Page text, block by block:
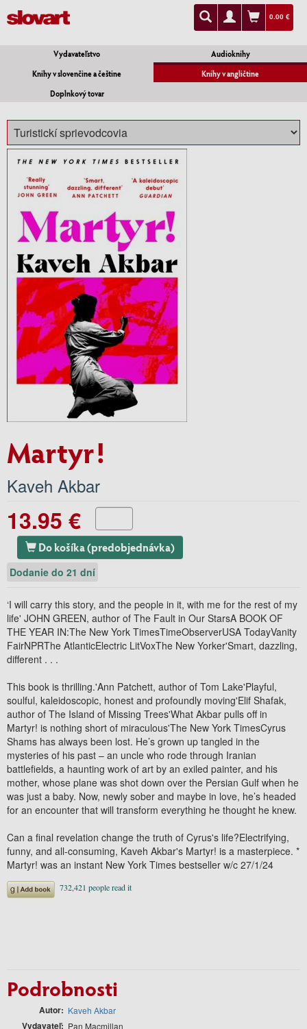
0.00 €
Vydavateľstvo
Audioknihy
Knihy v slovenčine a češtine
Knihy v angličtine
Doplnkový tovar
Martyr!
Kaveh Akbar
13.95 €
Do košíka (predobjednávka)
Dodanie do 21 dní
‘I will carry this story, and the people in it, with me for the rest of my
life' JOHN GREEN, author of The Fault in Our StarsA BOOK OF
THE YEAR IN:The New York TimesTimeObserverUSA TodayVanity
FairNPRThe AtlanticElectric LitVoxThe New Yorker'Smart, dazzling,
different . . .
This book is thrilling.'Ann Patchett, author of Tom Lake'Playful,
soulful, kaleidoscopic, honest and profoundly moving'Elif Shafak,
author of The Island of Missing Trees'What Akbar pulls off in
Martyr! is nothing short of miraculous'The New York TimesCyrus
Shams has always been lost. He’s grown up tangled in the
mysteries of his past – an uncle who rode through Iranian
battlefields, a haunting work of art by an exiled painter, and his
mother, whose plane was shot down over the Persian Gulf when he
was just a baby. Now, newly sober and maybe in love, he’s headed
for an encounter that will transform everything he thought he knew.
Can a final revelation change the truth of Cyrus's life?Electrifying,
funny, and all-consuming, Kaveh Akbar's Martyr! is a masterpiece. *
Martyr! was an instant New York Times bestseller w/c 27/1/24
Podrobnosti
Autor Kaveh Akbar
Vydavateľ Pan Macmillan